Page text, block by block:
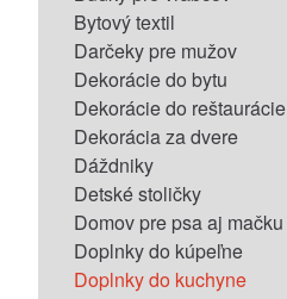
Bytový textil
Darčeky pre mužov
Dekorácie do bytu
Dekorácie do reštaurácie
Dekorácia za dvere
Dáždniky
Detské stoličky
Domov pre psa aj mačku
Doplnky do kúpeľne
Doplnky do kuchyne